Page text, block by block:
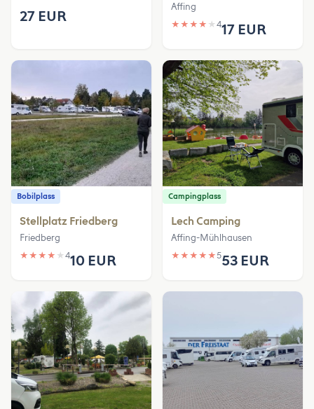
27 EUR
Affing
★ ★ ★ ★ ★ 417 EUR
Bobilplass
Stellplatz Friedberg
Friedberg
★ ★ ★ ★ ★ 410 EUR
Campingplass
Lech Camping
Affing-Mühlhausen
★ ★ ★ ★ ★553 EUR